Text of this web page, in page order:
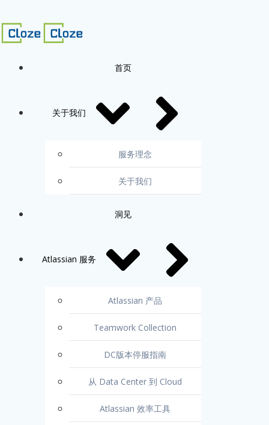
转
到
首页
关于我们
服务理念
关于我们
洞见
Atlassian 服务
Atlassian 产品
Teamwork Collection
DC版本停服指南
从 Data Center 到 Cloud
Atlassian 效率工具